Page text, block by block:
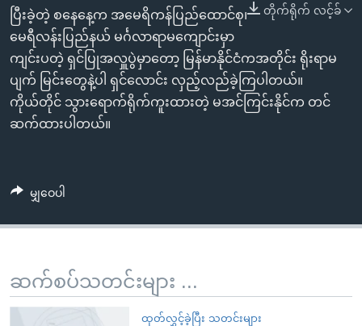
ကြည့်
ရန်
ရှာဖွေ
ရန်
နေရာ
သို့
ဘာသာစကားများ
တိုက်ရိုက် လင့်ခ်
ပြီးခဲ့တဲ့ စနေနေ့က အမေရိကန်ပြည်ထောင်စု၊
မေရီလန်းပြည်နယ် မင်္ဂလာရာမကျောင်းမှာ
ကျင်းပတဲ့ ရှင်ပြုအလှူပွဲမှာတော့ မြန်မာနိုင်ငံကအတိုင်း ရိုးရာမ
ပျက် မြင်းတွေနဲ့ပါ ရှင်လောင်း လှည့်လည်ခဲ့ကြပါတယ်။
ကိုယ်တိုင် သွားရောက်ရိုက်ကူးထားတဲ့ မအင်ကြင်းနိုင်က တင်
ဆက်ထားပါတယ်။
မျှဝေပါ
ဆက်စပ်သတင်းများ ...
ထုတ်လွှင့်ခဲ့ပြီး သတင်းများ